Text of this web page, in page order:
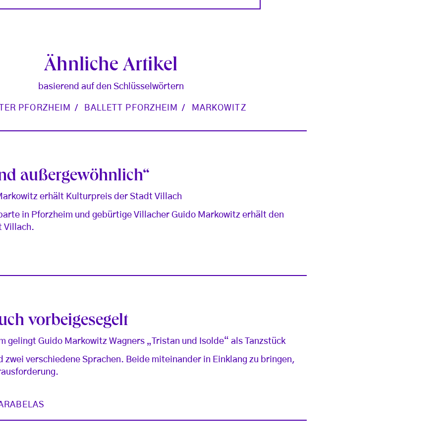
Ähnliche Artikel
basierend auf den Schlüsselwörtern
PFORZHEIM BALLETT PFORZHEIM MARKOWITZ
außergewöhnlich“
erhält Kulturpreis der Stadt Villach
in Pforzheim und gebürtige Villacher Guido Markowitz erhält den
Villach.
vorbeigesegelt
gelingt Guido Markowitz Wagners „Tristan und Isolde“ als Tanzstück
zwei verschiedene Sprachen. Beide miteinander in Einklang zu bringen,